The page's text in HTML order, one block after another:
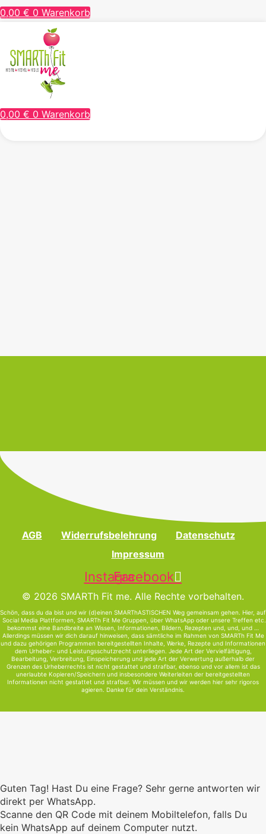
0,00 € 0 Warenkorb
0,00 € 0 Warenkorb
AGB Widerrufsbelehrung
Datenschutz
Impressum
Instagram
Facebook
© 2026 SMARTh Fit me. Alle Rechte vorbehalten.
Schön, dass du da bist und wir (d)einen SMARThASTISCHEN Weg gemeinsam gehen. Hier, auf
Social Media Plattformen, SMARTh Fit Me Gruppen, über WhatsApp oder unsere Treffen etc.
bekommst eine Bandbreite an Wissen, Informationen, Bildern, Rezepten und, und, und …
Allerdings müssen wir dich darauf hinweisen, dass sämtliche im Rahmen von SMARTh Fit Me
und dazu gehörigen Programmen bereitgestellten Inhalte, Werke, Rezepte und Informationen
dem Urheber- und Leistungsschutzrecht unterliegen. Jede Art der Vervielfältigung,
Bearbeitung, Verbreitung, Einspeicherung und jede Art der Verwertung außerhalb der
Grenzen des Urheberrechts ist nicht gestattet und strafbar, ebenso und vor allem ist das
unerlaubte Kopieren/Speichern und insbesondere Weiterleiten der bereitgestellten
Informationen nicht gestattet und strafbar. Wir müssen und wir werden hier sehr rigoros
agieren. Danke für dein Verständnis.
Guten Tag! Hast Du eine Frage? Sehr gerne antworten wir
direkt per WhatsApp.
Scanne den QR Code mit deinem Mobiltelefon, falls Du
kein WhatsApp auf deinem Computer nutzt.